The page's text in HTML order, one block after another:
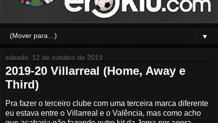
▼
sábado, 12 de outubro de 2019
2019-20 Villarreal (Home, Away e
Third)
Pra fazer o terceiro clube com uma terceira marca diferente
eu estava entre o Villarreal e o Valência, mas como acho